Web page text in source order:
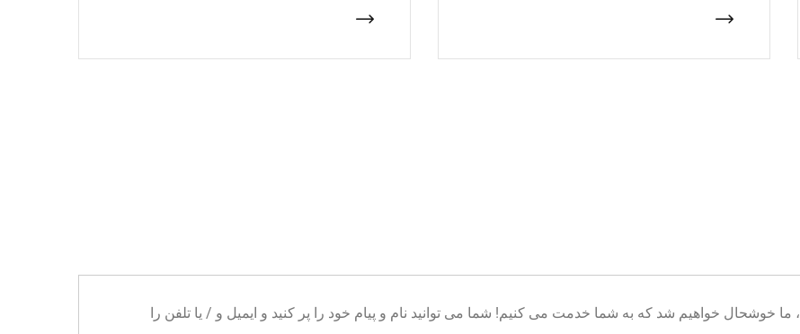
خوش آمدید به پایگاه تولید تجهیزات معدن CNcrusher، ما خوشحال خواهیم شد که به شما خدمت می کنیم! شما می توانید نام و پیام خود را پر کنید و ایمیل و / یا تلفن را